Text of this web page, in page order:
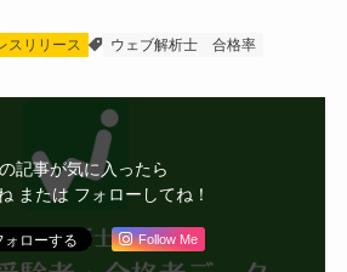
スリリース ウェブ解析士 合格率
記事が気に入ったら
または フォローしてね！
Follow Me